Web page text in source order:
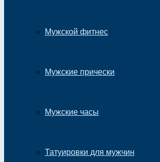
Мужской фитнес
Мужские прически
Мужские часы
Татуировки для мужчин